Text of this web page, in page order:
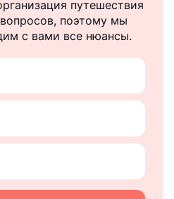
путешествия
поэтому мы
с вами все нюансы.
Ваше
Ваш
Ваш